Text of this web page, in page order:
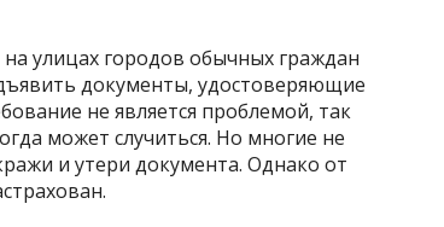
улицах городов обычных граждан
документы, удостоверяющие
не является проблемой, так
может случиться. Но многие не
и утери документа. Однако от